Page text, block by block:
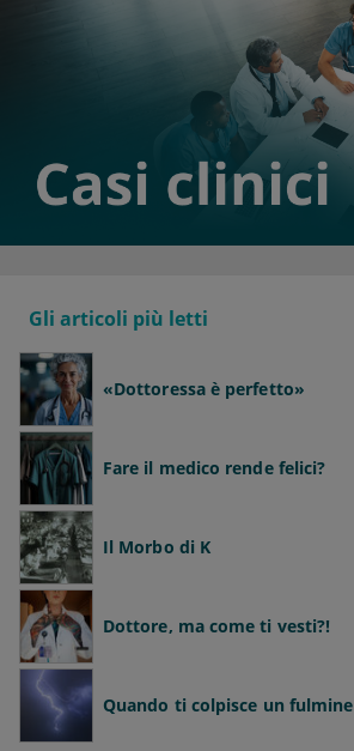
Gli articoli più letti
«Dottoressa è perfetto»
Fare il medico rende felici?
Il Morbo di K
Dottore, ma come ti vesti?!
Quando ti colpisce un fulmine